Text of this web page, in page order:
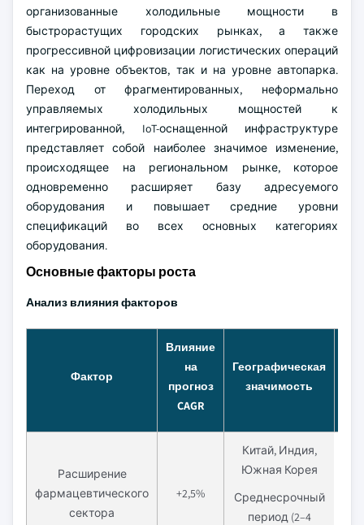
организованные холодильные мощности в
быстрорастущих городских рынках, а также
прогрессивной цифровизации логистических операций
как на уровне объектов, так и на уровне автопарка.
Переход от фрагментированных, неформально
управляемых холодильных мощностей к
интегрированной, IoT-оснащенной инфраструктуре
представляет собой наиболее значимое изменение,
происходящее на региональном рынке, которое
одновременно расширяет базу адресуемого
оборудования и повышает средние уровни
спецификаций во всех основных категориях
оборудования.
Основные факторы роста
Анализ влияния факторов
Фактор
Влияние
на
прогноз
CAGR
Географическая
значимость
Расширение
фармацевтического
сектора
+2,5%
Китай, Индия,
Южная Корея
Среднесрочный
период (2–4